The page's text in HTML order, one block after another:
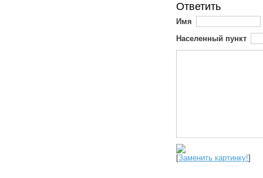
Ответить
Имя
Населенный пункт
[Заменить картинку!]